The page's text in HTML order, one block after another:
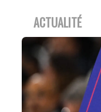
ACTUALITÉ